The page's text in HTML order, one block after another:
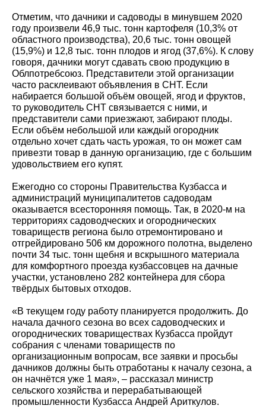
Отметим, что дачники и садоводы в минувшем 2020
году произвели 46,9 тыс. тонн картофеля (10,3% от
областного производства), 20,6 тыс. тонн овощей
(15,9%) и 12,8 тыс. тонн плодов и ягод (37,6%). К слову
говоря, дачники могут сдавать свою продукцию в
Облпотребсоюз. Представители этой организации
часто расклеивают объявления в СНТ. Если
набирается большой объём овощей, ягод и фруктов,
то руководитель СНТ связывается с ними, и
представители сами приезжают, забирают плоды.
Если объём небольшой или каждый огородник
отдельно хочет сдать часть урожая, то он может сам
привезти товар в данную организацию, где с большим
удовольствием его купят.
Ежегодно со стороны Правительства Кузбасса и
администраций муниципалитетов садоводам
оказывается всесторонняя помощь. Так, в 2020-м на
территориях садоводческих и огороднических
товариществ региона было отремонтировано и
отгрейдировано 506 км дорожного полотна, выделено
почти 34 тыс. тонн щебня и вскрышного материала
для комфортного проезда кузбассовцев на дачные
участки, установлено 282 контейнера для сбора
твёрдых бытовых отходов.
«В текущем году работу планируется продолжить. До
начала дачного сезона во всех садоводческих и
огороднических товариществах Кузбасса пройдут
собрания с членами товариществ по
организационным вопросам, все заявки и просьбы
дачников должны быть отработаны к началу сезона, а
он начнётся уже 1 мая», – рассказал министр
сельского хозяйства и перерабатывающей
промышленности Кузбасса Андрей Ариткулов.